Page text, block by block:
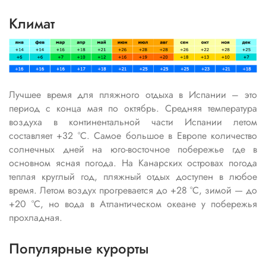
Климат
Лучшее время для пляжного отдыха в Испании – это
период с конца мая по октябрь. Средняя температура
воздуха в континентальной части Испании летом
составляет +32 °С. Самое большое в Европе количество
солнечных дней на юго-восточное побережье где в
основном ясная погода. На Канарских островах погода
теплая круглый год, пляжный отдых доступен в любое
время. Летом воздух прогревается до +28 °C, зимой — до
+20 °C, но вода в Атлантическом океане у побережья
прохладная.
Популярные курорты